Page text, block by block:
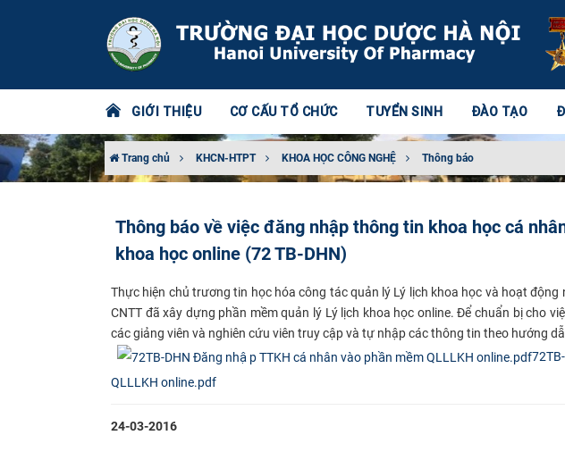
GIỚI THIỆU CƠ CẤU TỔ CHỨC TUYỂN SINH ĐÀO TẠO
Trang chủ KHCN-HTPT KHOA HỌC CÔNG NGHỆ Thông báo
Thông báo về việc đăng nhập thông tin khoa học cá
khoa học online (72 TB-DHN)
Thực hiện chủ trương tin học hóa công tác quản lý Lý lịch khoa học và hoạt
CNTT đã xây dựng phần mềm quản lý Lý lịch khoa học online. Để chuẩn bị cho
các giảng viên và nghiên cứu viên truy cập và tự nhập các thông tin theo hướng
QLLLKH online.pdf
24-03-2016